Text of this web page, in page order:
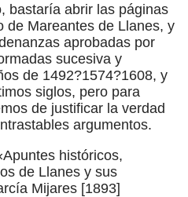
bastaría abrir las páginas
de Mareantes de Llanes, y
aprobadas por
sucesiva y
de 1492?1574?1608, y
siglos, pero para
de justificar la verdad
argumentos.
históricos,
de Llanes y sus
Mijares [1893]